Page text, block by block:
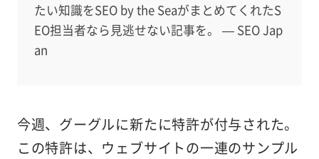
たい知識をSEO by the SeaがまとめてくれたS
EO担当者なら見逃せない記事を。 — SEO Jap
an
今週、グーグルに新たに特許が付与された。
この特許は、ウェブサイトの一連のサンプル